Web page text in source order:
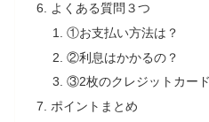
よくある質問３つ
①お支払い方法は？
②利息はかかるの？
③2枚のクレジットカー
ポイントまとめ